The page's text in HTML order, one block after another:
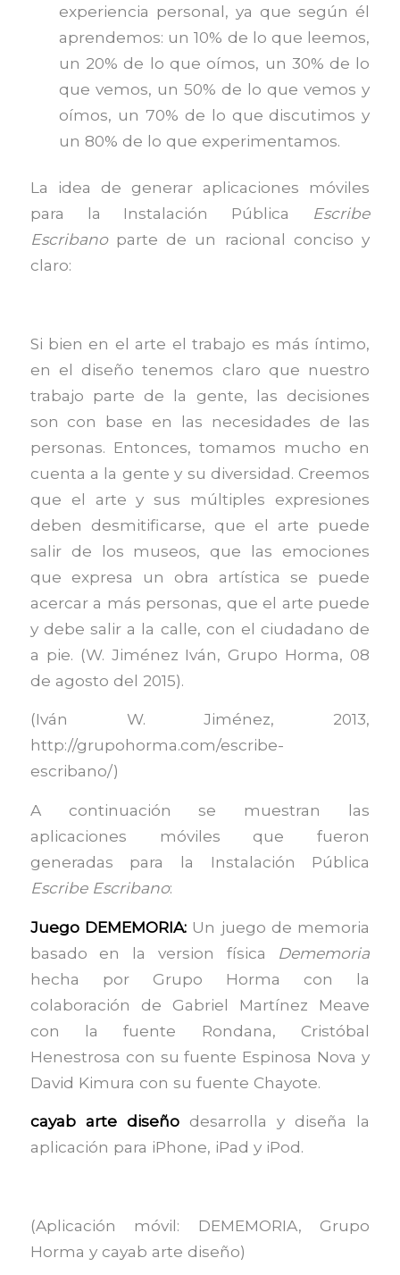
experiencia personal, ya que según él
aprendemos: un 10% de lo que leemos,
un 20% de lo que oímos, un 30% de lo
que vemos, un 50% de lo que vemos y
oímos, un 70% de lo que discutimos y
un 80% de lo que experimentamos.
La idea de generar aplicaciones móviles
para la Instalación Pública Escribe
Escribanoparte de un racional conciso y
claro:
Si bien en el arte el trabajo es más íntimo,
en el diseño tenemos claro que nuestro
trabajo parte de la gente, las decisiones
son con base en las necesidades de las
personas. Entonces, tomamos mucho en
cuenta a la gente y su diversidad. Creemos
que el arte y sus múltiples expresiones
deben desmitificarse, que el arte puede
salir de los museos, que las emociones
que expresa un obra artística se puede
acercar a más personas, que el arte puede
y debe salir a la calle, con el ciudadano de
a pie. (W. Jiménez Iván, Grupo Horma, 08
de agosto del 2015).
(Iván W. Jiménez, 2013,
http://grupohorma.com/escribe-
escribano/)
A continuación se muestran las
aplicaciones móviles que fueron
generadas para la Instalación Pública
Escribe Escribano:
Juego DEMEMORIA:Un juego de memoria
basado en la version física Dememoria
hecha por Grupo Horma con la
colaboración de Gabriel Martínez Meave
con la fuente Rondana, Cristóbal
Henestrosa con su fuente Espinosa Nova y
David Kimura con su fuente Chayote.
cayab arte diseñodesarrolla y diseña la
aplicación para iPhone, iPad y iPod.
(Aplicación móvil: DEMEMORIA, Grupo
Horma y cayab arte diseño)